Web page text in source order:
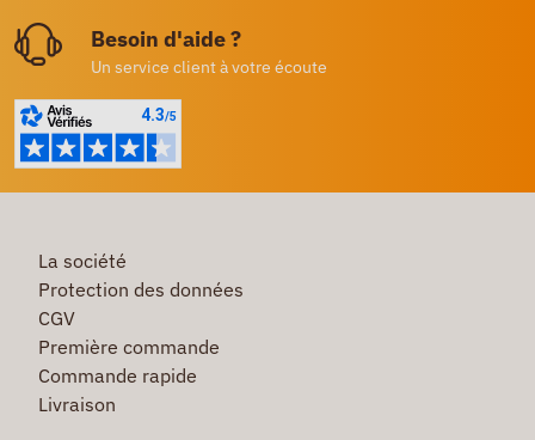
Besoin d'aide ?
Un service client à votre écoute
La société
Protection des données
CGV
Première commande
Commande rapide
Livraison